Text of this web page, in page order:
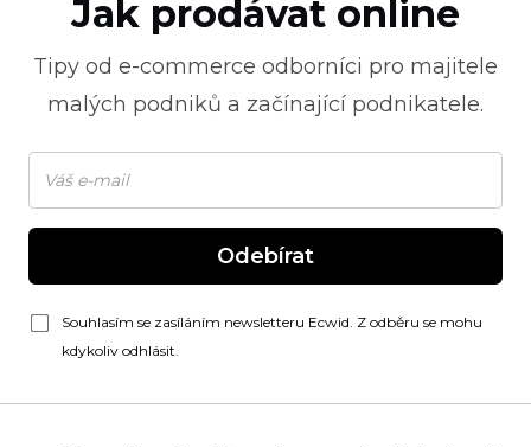
Jak prodávat online
Tipy od e-commerce odborníci pro majitele
malých podniků a začínající podnikatele.
Odebírat
Souhlasím se zasíláním newsletteru Ecwid. Z odběru se mohu
kdykoliv odhlásit.